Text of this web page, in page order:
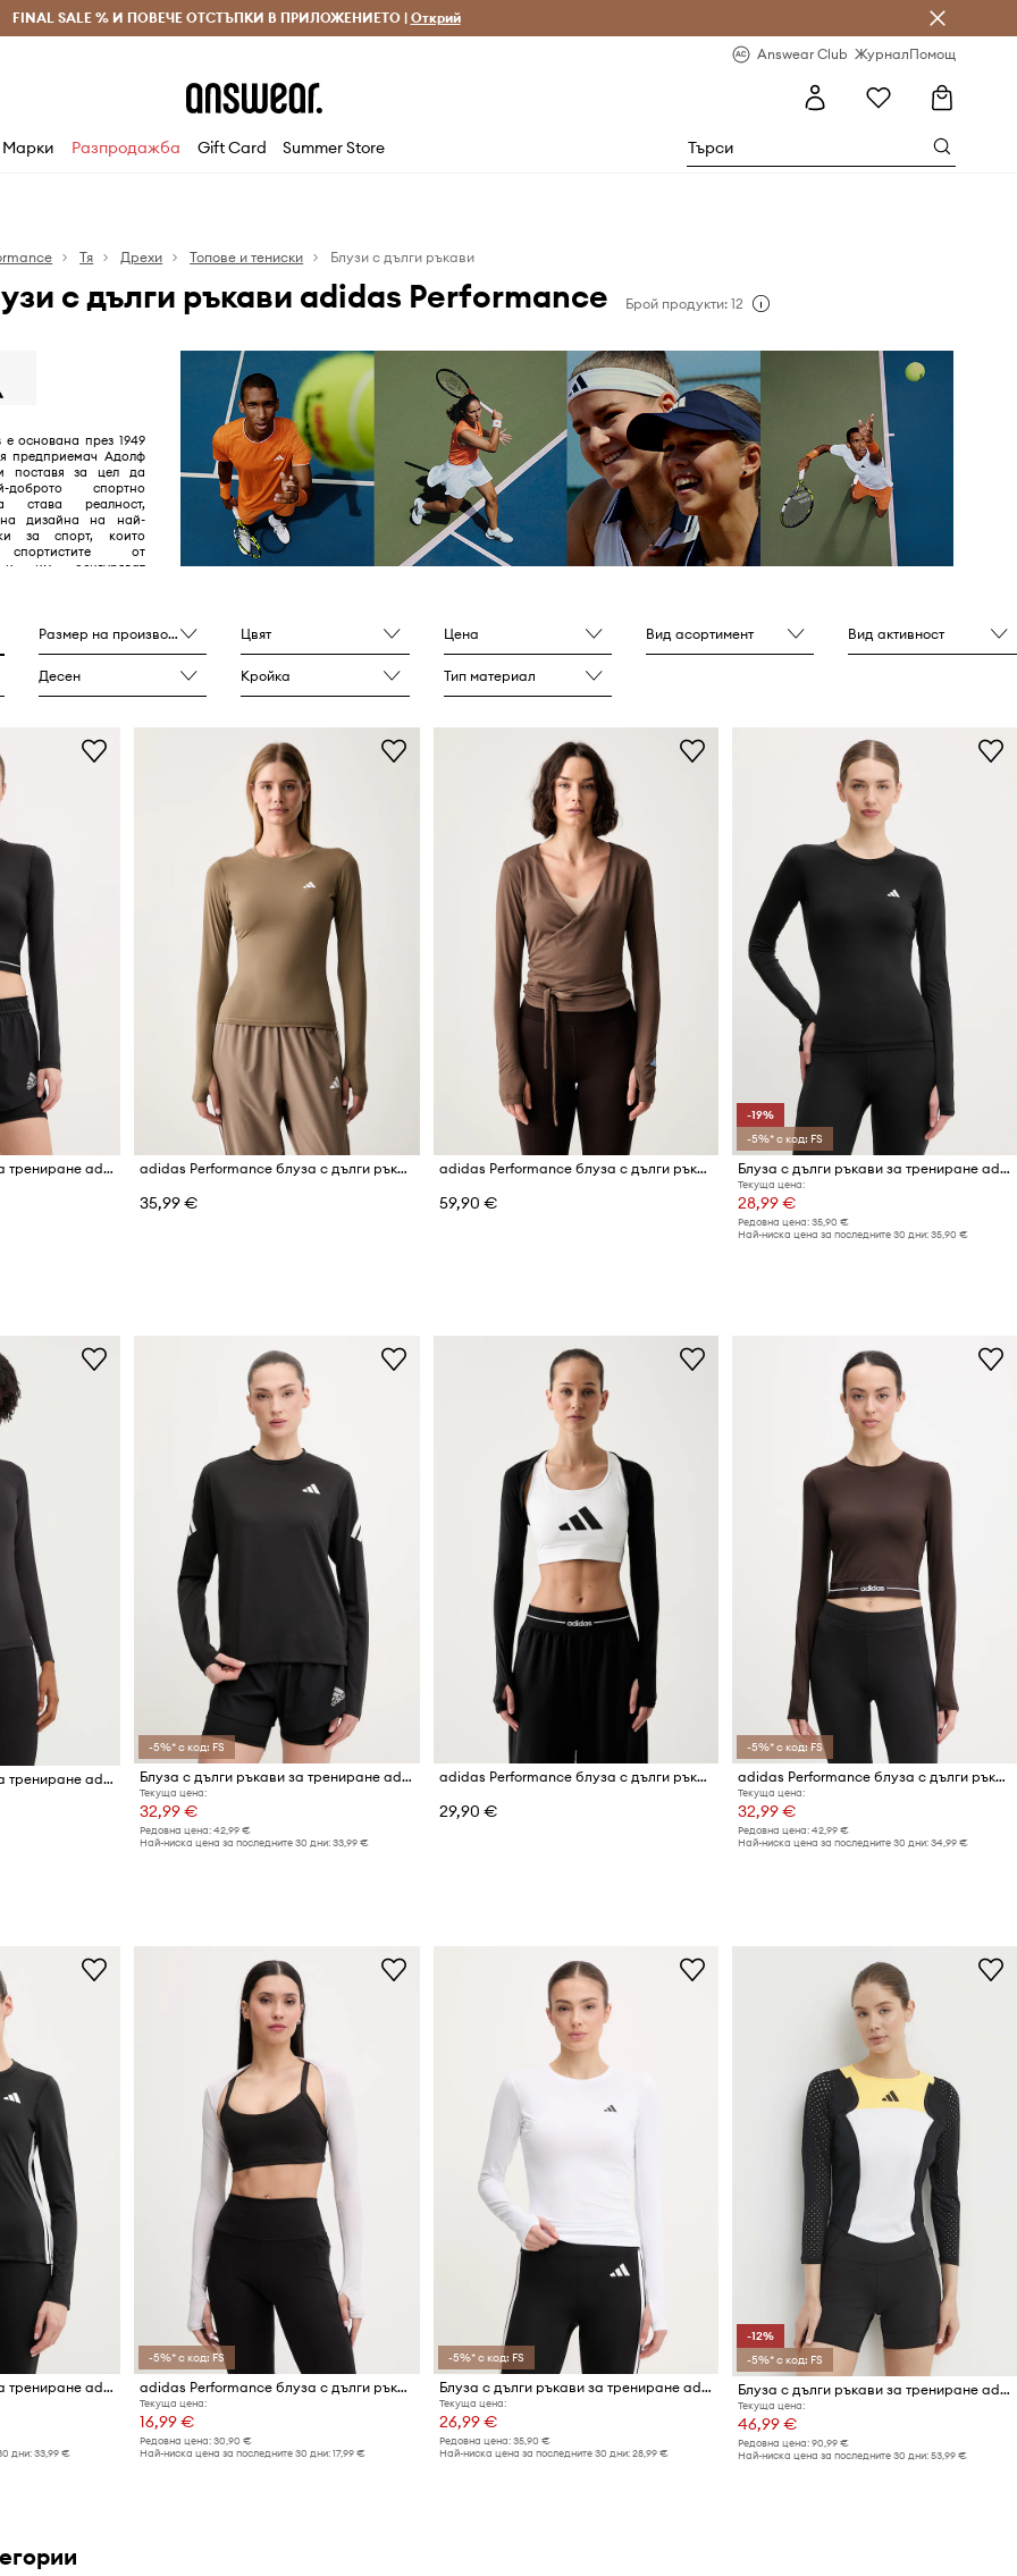
и връщане за поръчки над 70 EUR Доставка 1-5 дни
FINAL SALE % И ПОВЕЧЕ ОТСТЪПКИ В ПРИЛОЖЕНИЕТО | Открий
Answear Club ЖурналПомощ
Марки Разпродажба Gift Card Summer Store
Тя Дрехи Топове и тениски Блузи с дълги ръкави
с дълги ръкави adidas Performance Брой продукти: 12
основана през 1949
предприемач Адолф
поставя за цел да
доброто спортно
става реалност,
на дизайна на най-
за спорт, които
спортистите от
и им осигуряват
Размер на производителя Цвят Цена Вид асортимент Вид активност
Десен Кройка Тип материал
Блуза с дълги ръкави за трениране adidas Performance adidas Performance блуза с дълги ръкави за трениране дамска Essentials
35,99 €
adidas Performance блуза с дълги ръкави за йога дамска Three Stripes Studio
59,90 €
-19%
-5%* с код: FS
Блуза с дълги ръкави за трениране adidas Performance
Текуща цена:
28,99 €
Редовна цена: 35,90 €
Най-ниска цена за последните 30 дни: 35,90 €
Блуза с дълги ръкави за трениране adidas Performance Techfit
-5%* с код: FS
Блуза с дълги ръкави за трениране adidas Performance adi365
Текуща цена:
32,99 €
Редовна цена: 42,99 €
Най-ниска цена за последните 30 дни: 33,99 €
adidas Performance блуза с дълги ръкави за трениране дамска
29,90 €
-5%* с код: FS
adidas Performance блуза с дълги ръкави за трениране дамска
Текуща цена:
32,99 €
Редовна цена: 42,99 €
Най-ниска цена за последните 30 дни: 34,99 €
Блуза с дълги ръкави за трениране adidas Performance Train Essentials
дни: 33,99 €
-5%* с код: FS
adidas Performance блуза с дълги ръкави за трениране дамска
Текуща цена:
16,99 €
Редовна цена: 30,90 €
Най-ниска цена за последните 30 дни: 17,99 €
-5%* с код: FS
Блуза с дълги ръкави за трениране adidas Performance
Текуща цена:
26,99 €
Редовна цена: 35,90 €
Най-ниска цена за последните 30 дни: 28,99 €
-12%
-5%* с код: FS
Блуза с дълги ръкави за трениране adidas Performance
Текуща цена:
46,99 €
Редовна цена: 90,99 €
Най-ниска цена за последните 30 дни: 53,99 €